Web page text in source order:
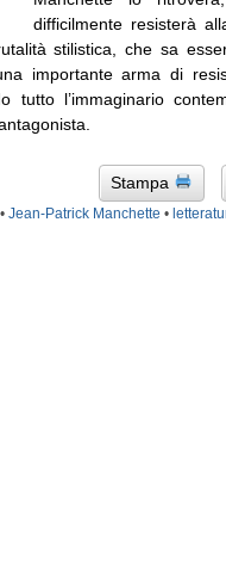
difficilmente resisterà
stilistica, che sa
importante arma di
tutto l’immaginario
Stampa
•Jean-Patrick Manchette •